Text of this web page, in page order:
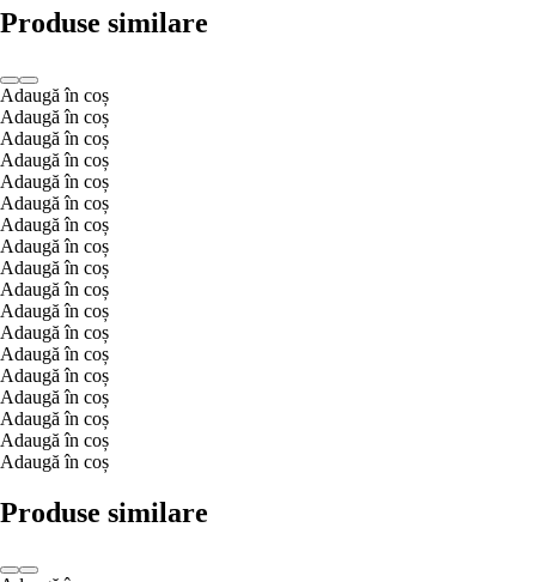
Produse similare
Adaugă în coș
Adaugă în coș
Adaugă în coș
Adaugă în coș
Adaugă în coș
Adaugă în coș
Adaugă în coș
Adaugă în coș
Adaugă în coș
Adaugă în coș
Adaugă în coș
Adaugă în coș
Adaugă în coș
Adaugă în coș
Adaugă în coș
Adaugă în coș
Adaugă în coș
Adaugă în coș
Produse similare